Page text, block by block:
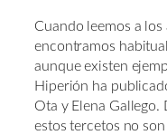
Cuando leemos a
encontramos
aunque existen
Hiperión ha
Ota y Elena Gallego.
estos tercetos no